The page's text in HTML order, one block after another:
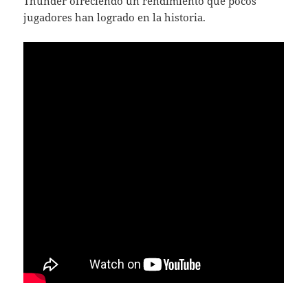
jugadores han logrado en la historia.